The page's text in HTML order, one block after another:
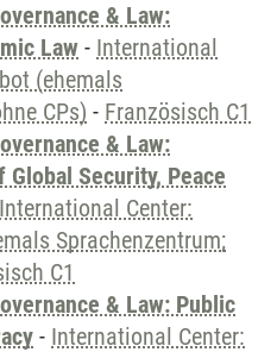
& Law:
Law - International
(ehemals
CPs) - Französisch C1
& Law:
Security, Peace
International Center:
Sprachenzentrum;
C1
& Law: Public
- International Center: